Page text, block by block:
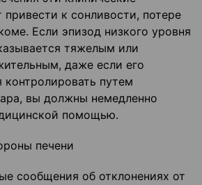
привести к сонливости, потере
Если эпизод низкого уровня
тяжелым или
даже если его
контролировать путем
вы должны немедленно
помощью.
печени
сообщения об отклонениях от